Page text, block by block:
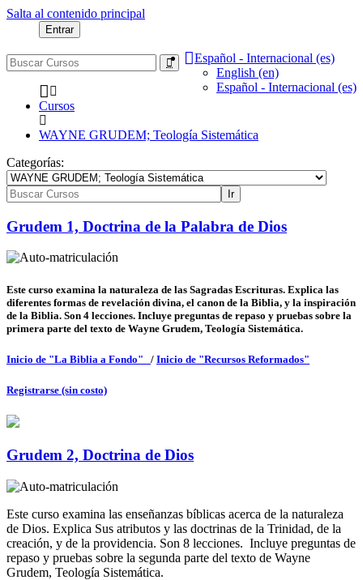
Salta al contenido principal
Entrar
Español - Internacional ‎(es)‎
English ‎(en)‎
Español - Internacional ‎(es)‎
Cursos
WAYNE GRUDEM; Teología Sistemática
Categorías:
Buscar
Cursos
Ir
Grudem 1, Doctrina de la Palabra de Dios
Este curso examina la naturaleza de las Sagradas Escrituras. Explica las
diferentes formas de revelación divina, el canon de la Biblia, y la inspiración
de la Biblia. Son 4 lecciones. Incluye preguntas de repaso y pruebas sobre la
primera parte del texto de Wayne Grudem, Teología Sistemática.
Inicio de "La Biblia a Fondo" / Inicio de "Recursos Reformados"
Registrarse (sin costo)
Grudem 2, Doctrina de Dios
Este curso examina las enseñanzas bíblicas acerca de la naturaleza
de Dios. Explica Sus atributos y las doctrinas de la Trinidad, de la
creación, y de la providencia. Son 8 lecciones. Incluye preguntas de
repaso y pruebas sobre la segunda parte del texto de Wayne
Grudem, Teología Sistemática.